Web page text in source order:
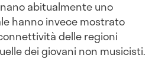
abitualmente uno
hanno invece mostrato
delle regioni
dei giovani non musicisti.